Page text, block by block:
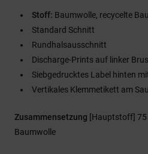
Stoff: Baumwolle, recycelte
Standard Schnitt
Rundhalsausschnitt
Discharge-Prints auf linker
Siebgedrucktes Label hinten
Vertikales Klemmetikett am
Zusammensetzung [Hauptstoff] 75
Baumwolle